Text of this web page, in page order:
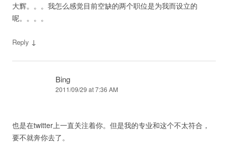
大辉。。。我怎么感觉目前空缺的两个职位是为我而设立的
呢。。。。
Reply ↓
Bing
2011/09/29 at 7:36 AM
也是在twitter上一直关注着你。但是我的专业和这个不太符合，
要不就奔你去了。